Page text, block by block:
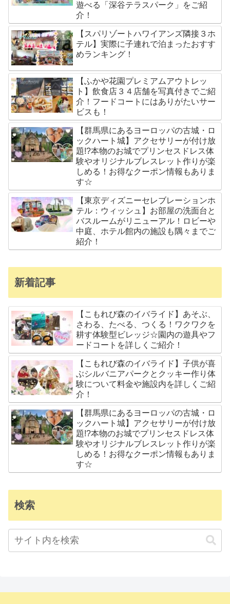
遊べる「深谷テラスパーク」をご紹
介！
【スパリゾートハワイアンズ隣接３ホ
テル】実際に子連れで泊まったおすす
めランキング！
【ふかや花園プレミアムアウトレッ
ト】飲食店３４店舗を写真付きでご紹
介！フードコートにはありがたいサー
ビスも！
【群馬県にあるヨーロッパの古城・ロ
ックハート城】アクセサリーが付け放
題!?本物のお城でプリンセスドレス体
験やオリジナルブレスレット作りが楽
しめる！お得なクーポン情報もありま
す☆
【東京ディズニーセレブレーションホ
テル：ウィッシュ】お部屋の洗面台と
バスルームがリニューアル！ロビーや
中庭、ホテル館内の施設も隅々までご
紹介！
新着記事
【こもれび森のイバライド】あそぶ、
さわる、たべる、つくる！ワクワクを
耕す体験型ビレッジ☆園内の遊具やフ
ードコートを詳しくご紹介！
【こもれび森のイバライド】子供が喜
ぶシルバニアパークとクッキー作り体
験について料金や施設内を詳しくご紹
介！
【群馬県にあるヨーロッパの古城・ロ
ックハート城】アクセサリーが付け放
題!?本物のお城でプリンセスドレス体
験やオリジナルブレスレット作りが楽
しめる！お得なクーポン情報もありま
す☆
検索